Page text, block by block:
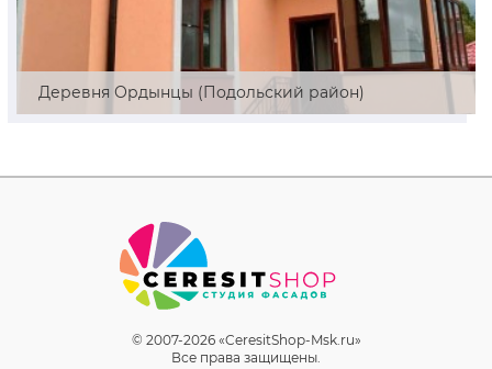
Деревня Ордынцы (Подольский район)
© 2007-2026 «CeresitShop-Msk.ru»
Все права защищены.